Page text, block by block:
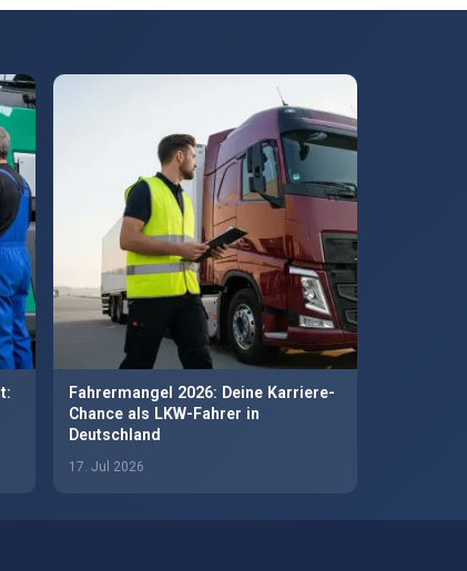
Fahrermangel 2026: Deine Karriere-
Chance als LKW-Fahrer in
Deutschland
17. Jul 2026